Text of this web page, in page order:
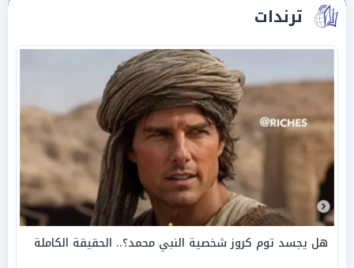
ترندات
هل يجسد توم كروز شخصية النبي محمد؟.. الحقيقة الكاملة